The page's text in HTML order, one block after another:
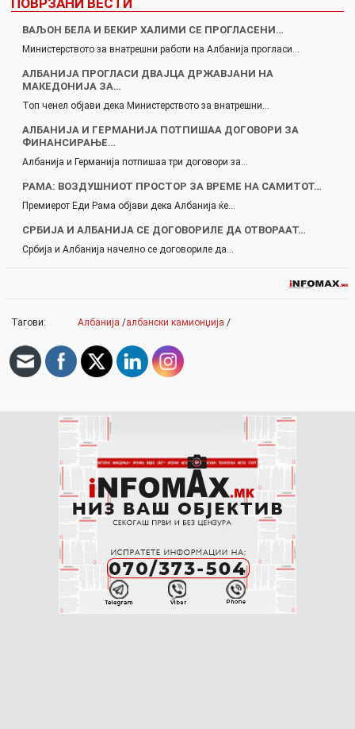
ПОВРЗАНИ ВЕСТИ
ВАЉОН БЕЛА И БЕКИР ХАЛИМИ СЕ ПРОГЛАСЕНИ…
Министерството за внатрешни работи на Албанија прогласи…
АЛБАНИЈА ПРОГЛАСИ ДВАЈЦА ДРЖАВЈАНИ НА
МАКЕДОНИЈА ЗА…
Топ ченел објави дека Министерството за внатрешни…
АЛБАНИЈА И ГЕРМАНИЈА ПОТПИШАА ДОГОВОРИ ЗА
ФИНАНСИРАЊЕ…
Албанија и Германија потпишаа три договори за…
РАМА: ВОЗДУШНИОТ ПРОСТОР ЗА ВРЕМЕ НА САМИТОТ…
Премиерот Еди Рама објави дека Албанија ќе…
СРБИЈА И АЛБАНИЈА СЕ ДОГОВОРИЛЕ ДА ОТВОРААТ…
Србија и Албанија начелно се договориле да…
Тагови: Албанија /албански камионџија /